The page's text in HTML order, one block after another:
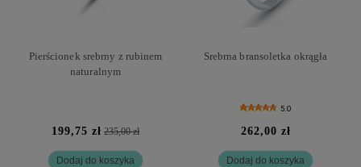
Pierścionek srebrny z rubinem
naturalnym
199,75 zł 235,00 zł
Dodaj do koszyka
Srebrna bransoletka okrągła
5.0
262,00 zł
Dodaj do koszyka